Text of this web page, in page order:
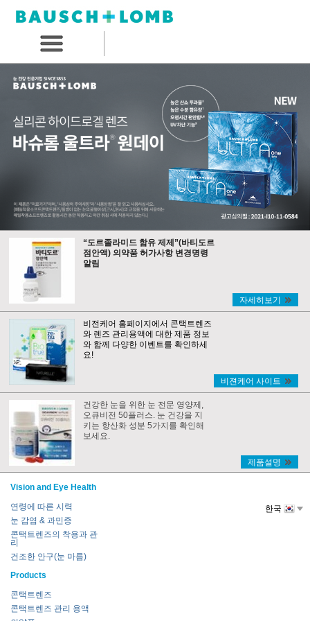
“도르졸라미드 함유 제제”(바티도르
점안액) 의약품 허가사항 변경명령
알림
자세히보기
비전케어 홈페이지에서 콘택트렌즈
와 렌즈 관리용액에 대한 제품 정보
와 함께 다양한 이벤트를 확인하세
요!
비젼케어 사이트
건강한 눈을 위한 눈 전문 영양제,
오큐비전 50플러스. 눈 건강을 지
키는 항산화 성분 5가지를 확인해
보세요.
제품설명
Vision and Eye Health
연령에 따른 시력
눈 감염 & 과민증
콘택트렌즈의 착용과 관
리
건조한 안구(눈 마름)
Products
콘택트렌즈
콘택트렌즈 관리 용액
한국